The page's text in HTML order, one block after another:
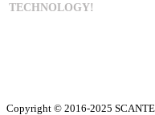
Copyright © 2016-2025